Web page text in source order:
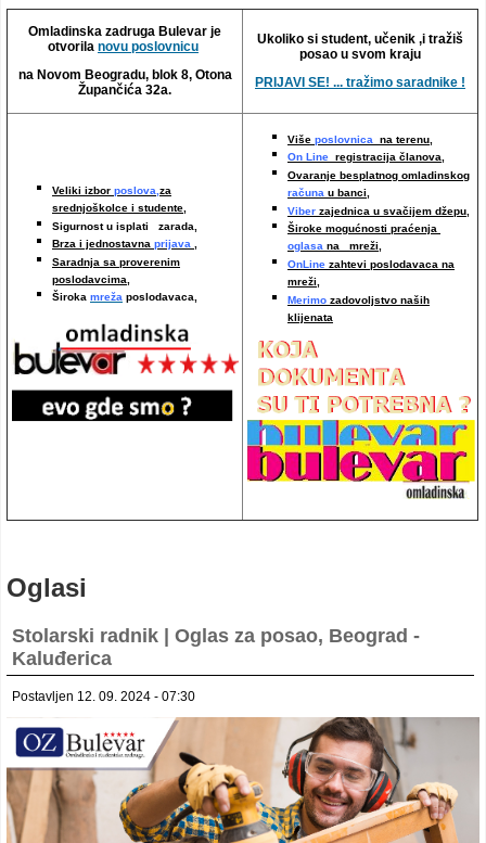
Omladinska zadruga Bulevar je
otvorila novu poslovnicu
na Novom Beogradu, blok 8, Otona
Župančića 32a.
Ukoliko si student, učenik ,i tražiš
posao u svom kraju
PRIJAVI SE! ... tražimo saradnike !
Veliki izbor poslova,za
srednjoškolce i studente,
Sigurnost u isplati zarada,
Brza i jednostavna prijava ,
Saradnja sa proverenim
poslodavcima,
Široka mreža poslodavaca,
Više poslovnica na terenu,
On Line registracija članova,
Ovaranje besplatnog omladinskog
računa u banci,
Viber zajednica u svačijem džepu,
Široke mogućnosti praćenja
oglasa na mreži,
OnLine zahtevi poslodavaca na
mreži,
Merimo zadovoljstvo naših
klijenata
Oglasi
Stolarski radnik | Oglas za posao, Beograd -
Kaluđerica
Postavljen 12. 09. 2024 - 07:30